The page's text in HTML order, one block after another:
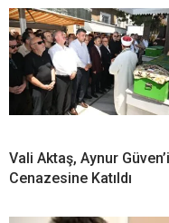
Vali Aktaş, Aynur
Cenazesine Katıldı